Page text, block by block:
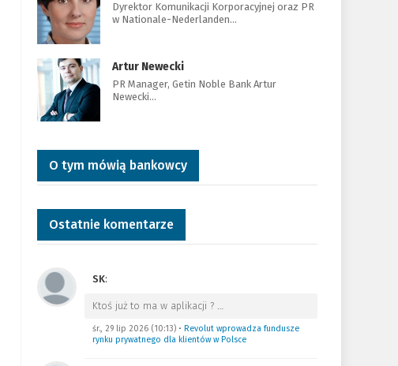
Dyrektor Komunikacji Korporacyjnej oraz PR
w Nationale-Nederlanden…
Artur Newecki
PR Manager, Getin Noble Bank Artur
Newecki…
O tym mówią bankowcy
Ostatnie komentarze
SK:
Ktoś już to ma w aplikacji ? …
śr., 29 lip 2026 (10:13)• Revolut wprowadza fundusze
rynku prywatnego dla klientów w Polsce